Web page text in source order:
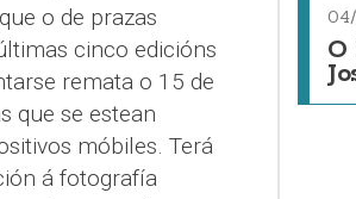
o de prazas
cinco edicións
remata o 15 de
que se estean
móbiles. Terá
á fotografía
O